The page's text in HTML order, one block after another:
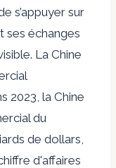
s’appuyer sur
ses échanges
La Chine
2023 , la Chine
du
de dollars,
d'affaires